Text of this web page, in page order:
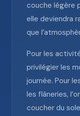
couche légère
elle deviendra
que
Pour les
privilégier les
journée. Pour
les flâneries,
coucher du